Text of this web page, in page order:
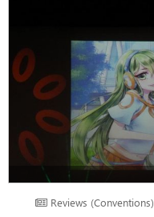
Reviews (Conventions)